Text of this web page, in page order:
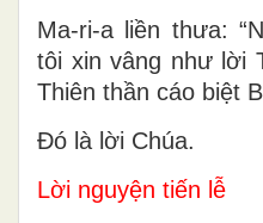
Ma-ri-a liền thưa:
tôi xin vâng như lời
Thiên thần cáo biệt
Ðó là lời Chúa.
Lời nguyện tiến lễ